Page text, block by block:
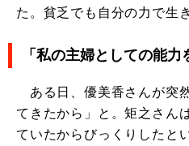
た。貧乏でも自分の力で生
「私の主婦としての能力
ある日、優美香さんが突
てきたから」と。矩之さん
ていたからびっくりしたと